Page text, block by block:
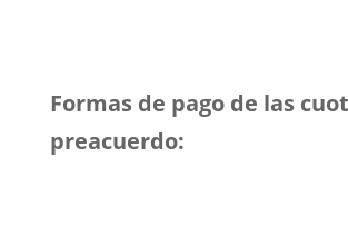
Formas de pago de las
preacuerdo: